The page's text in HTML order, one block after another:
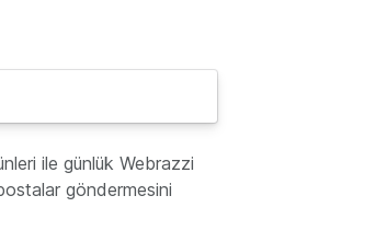
ile günlük Webrazzi
göndermesini